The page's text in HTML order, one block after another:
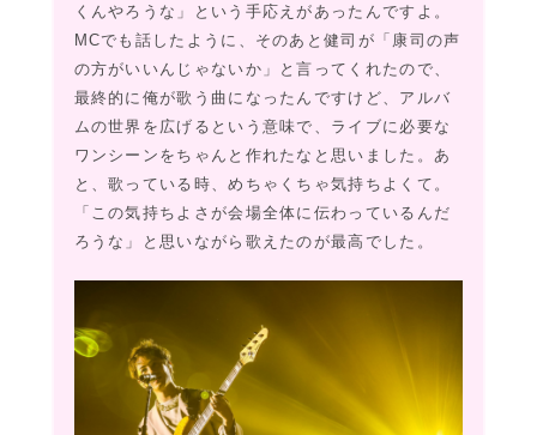
くんやろうな」という手応えがあったんですよ。
MCでも話したように、そのあと健司が「康司の声
の方がいいんじゃないか」と言ってくれたので、
最終的に俺が歌う曲になったんですけど、アルバ
ムの世界を広げるという意味で、ライブに必要な
ワンシーンをちゃんと作れたなと思いました。あ
と、歌っている時、めちゃくちゃ気持ちよくて。
「この気持ちよさが会場全体に伝わっているんだ
ろうな」と思いながら歌えたのが最高でした。